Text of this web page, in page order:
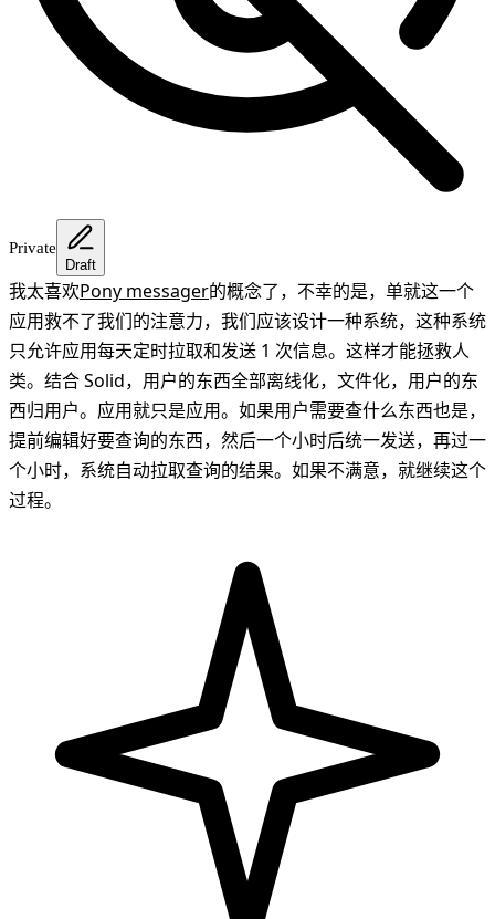
Private
Draft
我太喜欢Pony messager的概念了，不幸的是，单就这一个
应用救不了我们的注意力，我们应该设计一种系统，这种系统
只允许应用每天定时拉取和发送 1 次信息。这样才能拯救人
类。结合 Solid，用户的东西全部离线化，文件化，用户的东
西归用户。应用就只是应用。如果用户需要查什么东西也是，
提前编辑好要查询的东西，然后一个小时后统一发送，再过一
个小时，系统自动拉取查询的结果。如果不满意，就继续这个
过程。